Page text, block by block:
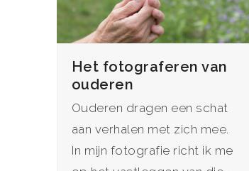
Het fotograferen van
ouderen
Ouderen dragen een schat
aan verhalen met zich mee.
In mijn fotografie richt ik me